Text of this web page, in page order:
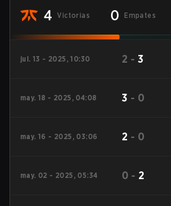
4 Victorias 0 Empates
jul. 13 - 2025, 10:30 2 -3
may. 18 - 2025, 04:08 3 - 0
may. 16 - 2025, 03:06 2 - 0
may. 02 - 2025, 05:34 0 - 2